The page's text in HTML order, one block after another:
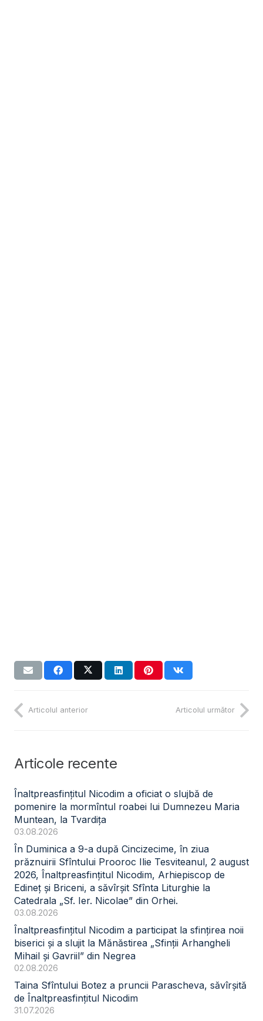
Articolul anterior Articolul următor
Articole recente
Înaltpreasfințitul Nicodim a oficiat o slujbă de
pomenire la mormîntul roabei lui Dumnezeu Maria
Muntean, la Tvardița
03.08.2026
În Duminica a 9-a după Cincizecime, în ziua
prăznuirii Sfîntului Prooroc Ilie Tesviteanul, 2 august
2026, Înaltpreasfințitul Nicodim, Arhiepiscop de
Edineț și Briceni, a săvîrșit Sfînta Liturghie la
Catedrala „Sf. Ier. Nicolae” din Orhei.
03.08.2026
Înaltpreasfințitul Nicodim a participat la sfințirea noii
biserici și a slujit la Mănăstirea „Sfinții Arhangheli
Mihail și Gavriil” din Negrea
02.08.2026
Taina Sfîntului Botez a pruncii Parascheva, săvîrșită
de Înaltpreasfințitul Nicodim
31.07.2026